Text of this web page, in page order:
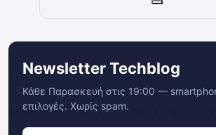
Newsletter Techblog
Κάθε Παρασκευή στις 19:00 —
επιλογές. Χωρίς spam.